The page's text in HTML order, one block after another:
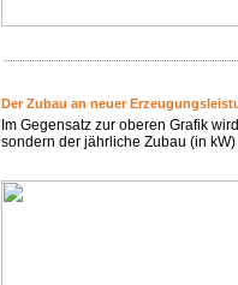
Der Zubau an neuer
Im Gegensatz zur oberen Grafik
sondern der jährliche Zubau (in